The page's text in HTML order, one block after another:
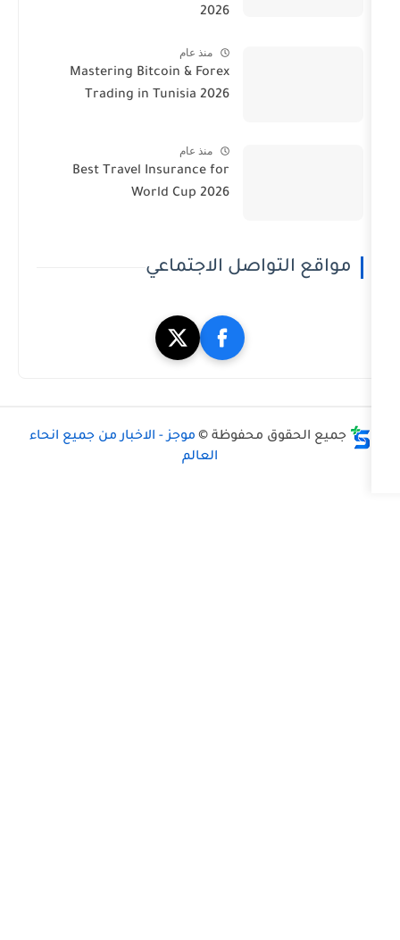
Mastering Bitcoin & Forex
Trading in Tunisia 2026
Best Travel Insurance for
الاجتماعي
محفوظة © موجز - الاخبار من جميع انحاء